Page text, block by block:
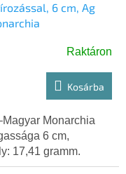
6 cm, Ag
Raktáron
Kosárba
Monarchia
6 cm,
17,41 gramm.